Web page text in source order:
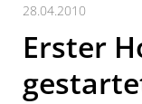
28.04.2010
Erster